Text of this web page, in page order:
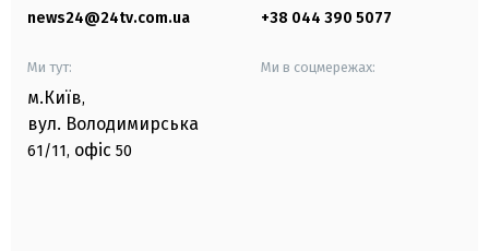
news24@24tv.com.ua +38 044 390 5077
Ми тут:
м.Київ,
вул. Володимирська
61/11, офіс 50
Ми в соцмережах: